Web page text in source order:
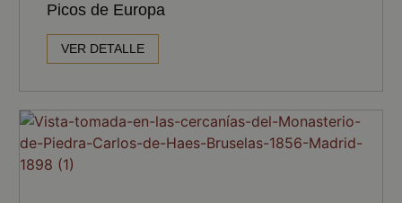
Picos de Europa
VER DETALLE